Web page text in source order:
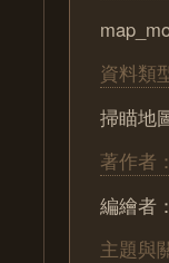
資料類
掃瞄地
著作者：
編繪者
主題與